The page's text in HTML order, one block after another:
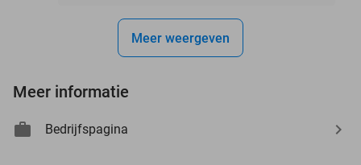
Meer weergeven
Meer informatie
Bedrijfspagina